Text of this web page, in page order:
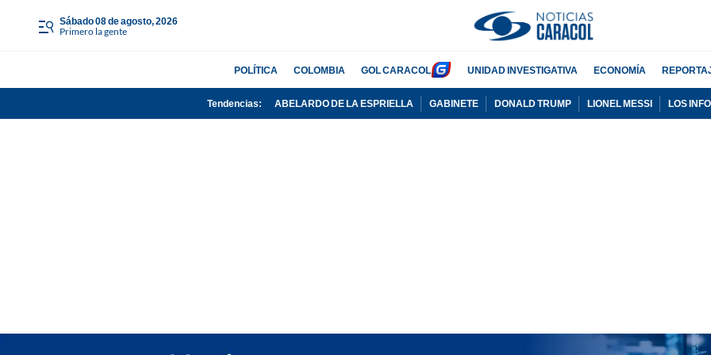
sábado 08 de agosto, 2026
Primero la gente
POLÍTICA COLOMBIA GOL CARACOL UNIDAD INVESTIGATIVA ECONOMÍA
Tendencias: ABELARDO DE LA ESPRIELLA GABINETE DONALD TRUMP LIONEL MESSI LOS